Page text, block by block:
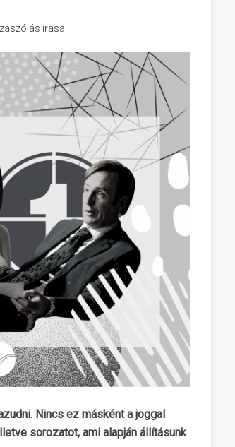
írása
Nincs ez másként a joggal
sorozatot, ami alapján állításunk